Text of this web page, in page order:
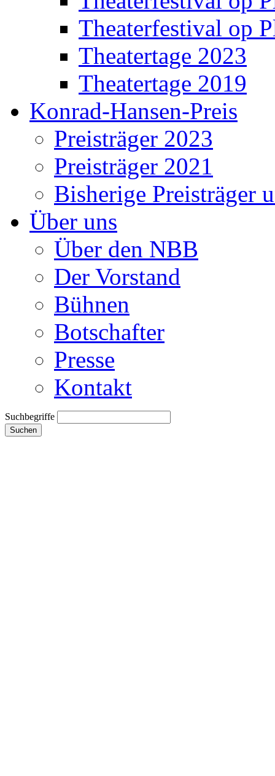
Theaterfestival op
Theatertage 2023
Theatertage 2019
Konrad-Hansen-Preis
Preisträger 2023
Preisträger 2021
Bisherige Preisträger
Über uns
Über den NBB
Der Vorstand
Bühnen
Botschafter
Presse
Kontakt
Suchbegriffe
Suchen